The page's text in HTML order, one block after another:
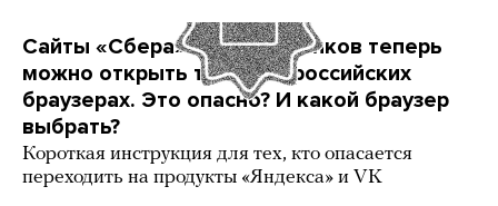
Сайты «Сбера» и других банков теперь
можно открыть только в российских
браузерах. Это опасно? И какой браузер
выбрать?
Короткая инструкция для тех, кто опасается
переходить на продукты «Яндекса» и VK